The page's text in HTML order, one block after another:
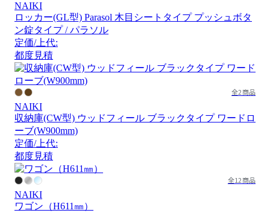
NAIKI
ロッカー(GL型) Parasol 木目シートタイプ プッシュボタ
ン錠タイプ / パラソル
定価/上代:
都度見積
全2商品
NAIKI
収納庫(CW型) ウッドフィール ブラックタイプ ワードロ
ーブ(W900mm)
定価/上代:
都度見積
全12商品
NAIKI
ワゴン（H611㎜）